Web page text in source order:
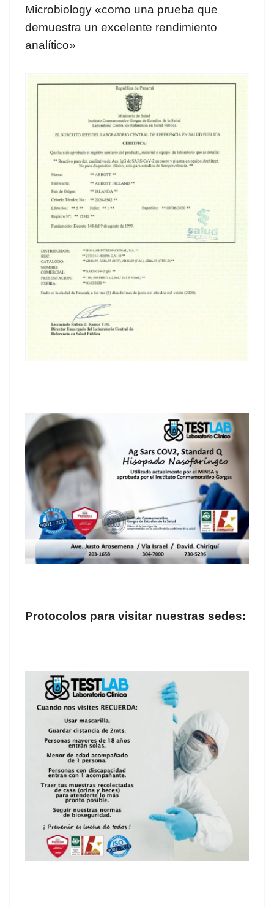
Microbiology «como una prueba que
demuestra un excelente rendimiento
analítico»
Protocolos para visitar nuestras sedes: